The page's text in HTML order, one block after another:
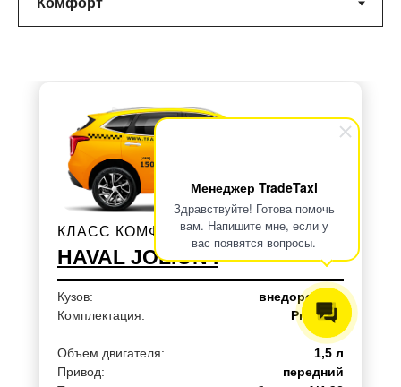
Менеджер TradeTaxi
Здравствуйте! Готова помочь
вам. Напишите мне, если у
вас появятся вопросы.
Кузов:
Комплектация:
Объем двигателя:
Привод:
внедорожник
Premium
1,5 л
передний
КЛАСС КОМФОРТ
HAVAL JOLION I